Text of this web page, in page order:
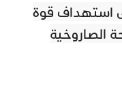
استهداف قوة
الصاروخية